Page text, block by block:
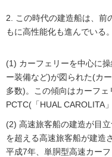
2. この時代の建造船は、前
もに高性能化も進んでいる
(1) カーフェリーを中心に
ー装備など)が図られた(カ
多数)。この傾向はカーフ
PCTC(「HUAL CAROLITA
(2) 高速旅客船の建造が目
を超える高速旅客船が建造
平成7年、単胴型高速カー